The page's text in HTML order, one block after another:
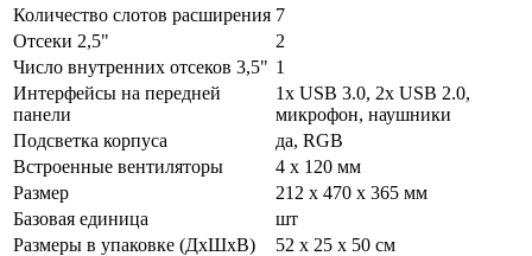
Количество слотов расширения 7
Отсеки 2,5"
2
Число внутренних отсеков 3,5" 1
Интерфейсы на передней
панели
1x USB 3.0, 2x USB 2.0,
микрофон, наушники
Подсветка корпуса
да, RGB
Встроенные вентиляторы
4 x 120 мм
Размер
212 x 470 x 365 мм
Базовая единица
шт
Размеры в упаковке (ДхШхВ)
52 x 25 x 50 см